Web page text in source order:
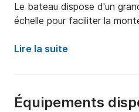
Le bateau dispose d'un
échelle pour faciliter la
Moteur mercure 40/70, très
sur demande !
Lire la suite
Équipements